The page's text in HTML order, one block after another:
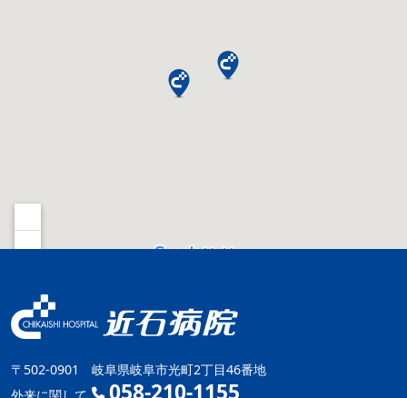
〒502-0901 岐阜県岐阜市光町2丁目46番地
058-210-1155